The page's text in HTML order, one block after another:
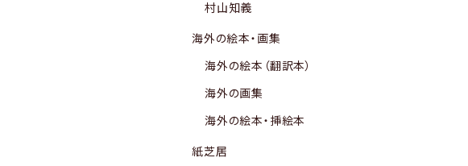
村山知義
海外の絵本・画集
海外の絵本（翻訳本）
海外の画集
海外の絵本・挿絵本
紙芝居